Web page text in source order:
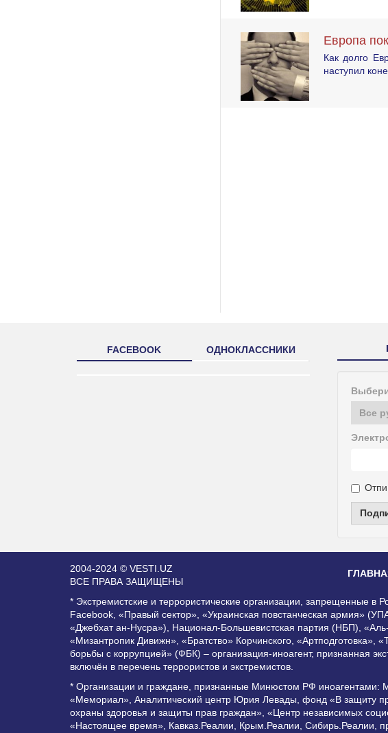
Европа
Как долго
наступил
FACEBOOK ОДНОКЛАССНИКИ
2004-2024 © VESTI.UZ
ВСЕ ПРАВА ЗАЩИЩЕНЫ
* Экстремистские и террористические организации, запрещенные
Facebook, «Правый сектор», «Украинская повстанческая армия»
«Джебхат ан-Нусра»), Национал-Большевистская партия (НБП),
«Мизантропик Дивижн», «Братство» Корчинского,
борьбы с коррупцией» (ФБК) – организация-иноагент, признанная
включён в перечень террористов и экстремистов.
* Организации и граждане, признанные Минюстом РФ иноагентами:
«Мемориал», Аналитический центр Юрия Левады, фонд «В защиту
охраны здоровья и защиты прав граждан», «Центр независимых
«Настоящее время», Кавказ.Реалии, Крым.Реалии, Сибирь.Реалии,